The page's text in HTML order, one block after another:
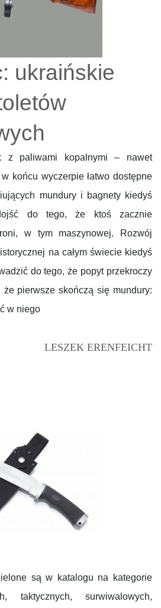
ukraińskie
z paliwami kopalnymi – nawet
końcu wyczerpie łatwo dostępne
mundury i bagnety kiedyś
do tego, że ktoś zacznie
w tym maszynowej. Rozwój
na całym świecie kiedyś
do tego, że popyt przekroczy
że pierwsze skończą się mundury:
w niego
LESZEK ERENFEICHT
są w katalogu na kategorie
taktycznych, surwiwalowych,